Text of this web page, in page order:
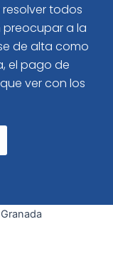
todos
a la
de alta como
el pago de
ver con los